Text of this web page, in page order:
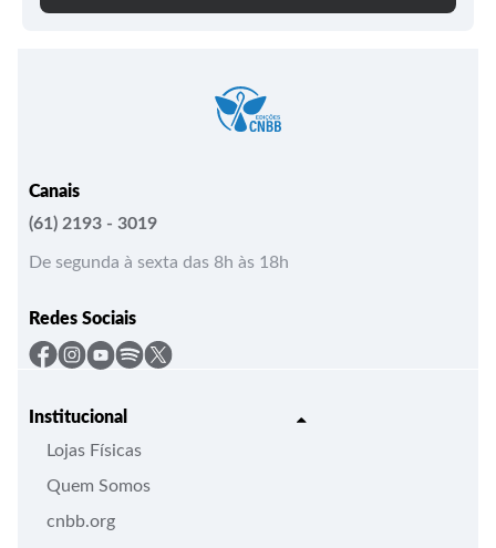
Canais
(61) 2193 - 3019
De segunda à sexta das 8h às 18h
Redes Sociais
Institucional
Lojas Físicas
Quem Somos
cnbb.org